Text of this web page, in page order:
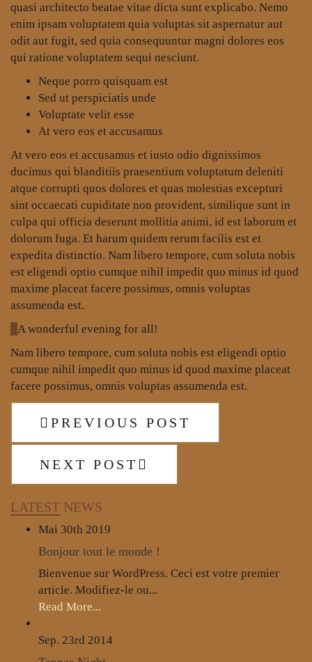
quasi architecto beatae vitae dicta sunt explicabo. Nemo
enim ipsam voluptatem quia voluptas sit aspernatur aut
odit aut fugit, sed quia consequuntur magni dolores eos
qui ratione voluptatem sequi nesciunt.
Neque porro quisquam est
Sed ut perspiciatis unde
Voluptate velit esse
At vero eos et accusamus
At vero eos et accusamus et iusto odio dignissimos
ducimus qui blanditiis praesentium voluptatum deleniti
atque corrupti quos dolores et quas molestias excepturi
sint occaecati cupiditate non provident, similique sunt in
culpa qui officia deserunt mollitia animi, id est laborum et
dolorum fuga. Et harum quidem rerum facilis est et
expedita distinctio. Nam libero tempore, cum soluta nobis
est eligendi optio cumque nihil impedit quo minus id quod
maxime placeat facere possimus, omnis voluptas
assumenda est.
A wonderful evening for all!
Nam libero tempore, cum soluta nobis est eligendi optio
cumque nihil impedit quo minus id quod maxime placeat
facere possimus, omnis voluptas assumenda est.
PREVIOUS POST
NEXT POST
LATEST NEWS
Mai 30th 2019
Bonjour tout le monde !
Bienvenue sur WordPress. Ceci est votre premier
article. Modifiez-le ou...
Read More...
Sep. 23rd 2014